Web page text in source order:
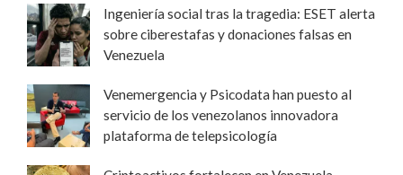
Ingeniería social tras la tragedia: ESET alerta
sobre ciberestafas y donaciones falsas en
Venezuela
Venemergencia y Psicodata han puesto al
servicio de los venezolanos innovadora
plataforma de telepsicología